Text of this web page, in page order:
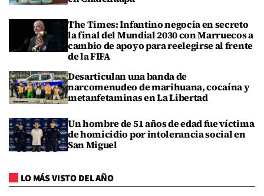
The Times: Infantino negocia en secreto
la final del Mundial 2030 con Marruecos a
cambio de apoyo para reelegirse al frente
de la FIFA
Desarticulan una banda de
narcomenudeo de marihuana, cocaína y
metanfetaminas en La Libertad
Un hombre de 51 años de edad fue víctima
de homicidio por intolerancia social en
San Miguel
LO MÁS VISTO DEL AÑO